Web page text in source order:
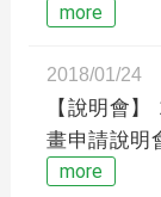
more
2018/01/24
【說明會
畫申請說明
more